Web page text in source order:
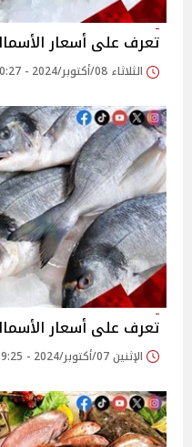
تعرف على أسعار
الثلاثاء 08/أكتوبر/2024 - 10:27 ص
تعرف على أسعار
الإثنين 07/أكتوبر/2024 - 09:25 ص